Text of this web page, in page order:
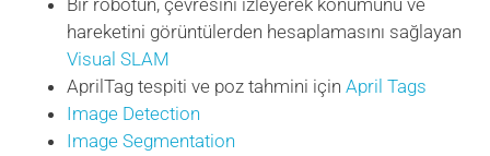
Bir robotun, çevresini izleyerek konumunu ve
hareketini görüntülerden hesaplamasını sağlayan
Visual SLAM
AprilTag tespiti ve poz tahmini içinApril Tags
Image Detection
Image Segmentation